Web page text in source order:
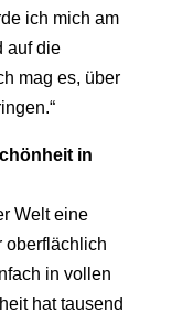
ich mich am
auf die
mag es, über
in
Welt eine
oberflächlich
in vollen
hat tausend